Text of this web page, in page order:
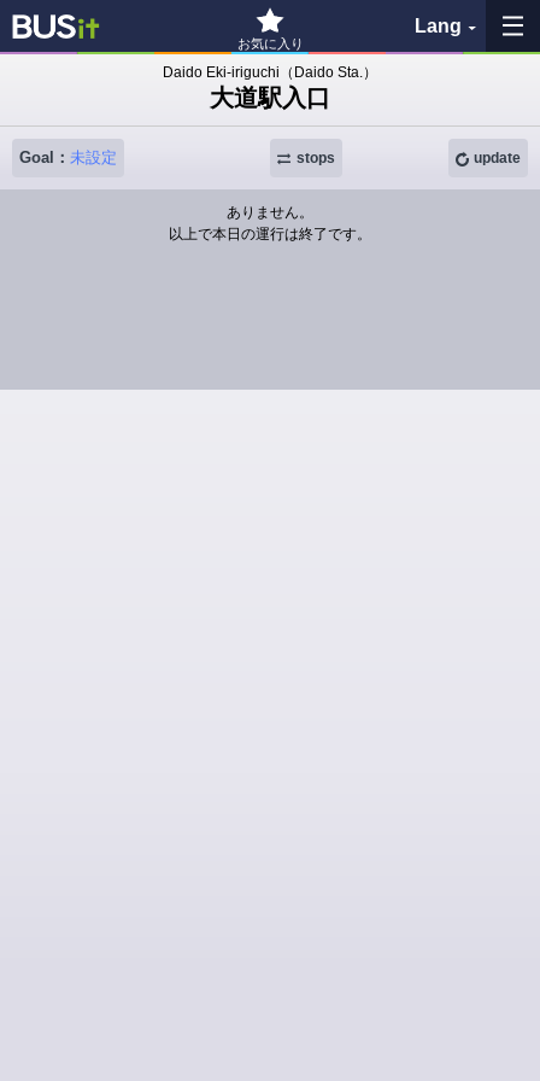
お気に入り
Lang
My Favorites
History
See the map
Daido Eki-iriguchi（Daido Sta.）
大道駅入口
Goal： 未設定 update
stops
ありません。
以上で本日の運行は終了です。